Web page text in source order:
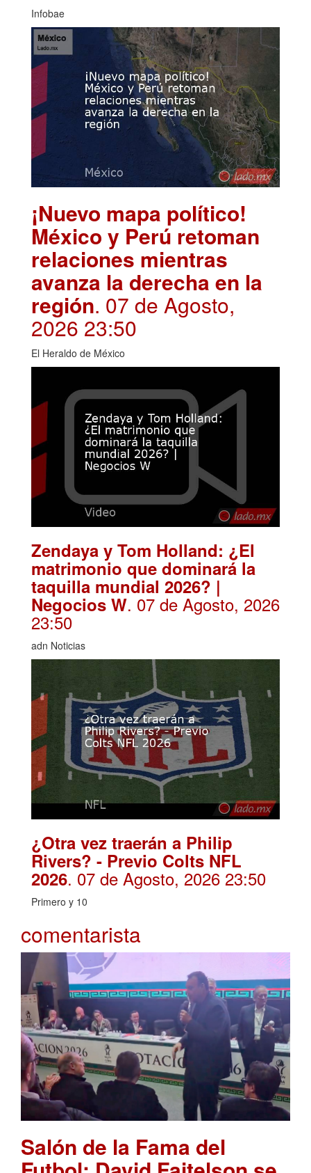
Infobae
¡Nuevo mapa político!
México y Perú retoman
relaciones mientras
avanza la derecha en la
región. 07 de Agosto,
2026 23:50
El Heraldo de México
Zendaya y Tom Holland: ¿El
matrimonio que dominará la
taquilla mundial 2026? |
Negocios W. 07 de Agosto, 2026
23:50
adn Noticias
¿Otra vez traerán a Philip
Rivers? - Previo Colts NFL
2026. 07 de Agosto, 2026 23:50
Primero y 10
comentarista
Salón de la Fama del